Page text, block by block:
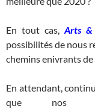
En tout cas, Arts &
possibilités de nous
chemins enivrants
En attendant,
que nos